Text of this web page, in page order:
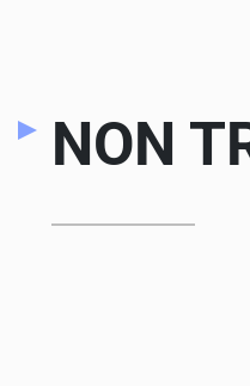
NON